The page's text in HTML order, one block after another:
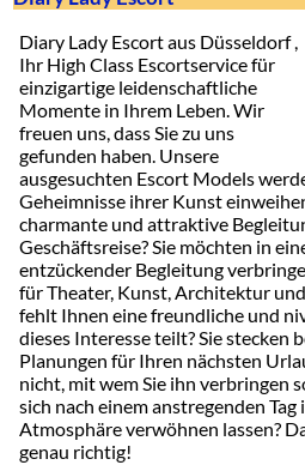
Diary Lady Escort aus Düsseldorf ,
Ihr High Class Escortservice für
einzigartige leidenschaftliche
Momente in Ihrem Leben. Wir
freuen uns, dass Sie zu uns
gefunden haben. Unsere
ausgesuchten Escort Models
Geheimnisse ihrer Kunst
charmante und attraktive
Geschäftsreise? Sie möchten in
entzückender Begleitung
für Theater, Kunst, Architektur
fehlt Ihnen eine freundliche und
dieses Interesse teilt? Sie stecken
Planungen für Ihren nächsten
nicht, mit wem Sie ihn verbringen
sich nach einem anstregenden Tag
Atmosphäre verwöhnen lassen?
genau richtig!